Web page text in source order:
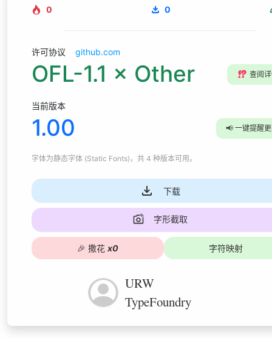
0 0
许可协议 github.com
OFL-1.1 × Other ⁉️ 查阅
当前版本
1.00 📢 一键提醒
字体为静态字体 (Static Fonts) ，共 4 种版本可用。
下载
字形截取
🎉 撒花 x0 字符映射
URW
TypeFoundry